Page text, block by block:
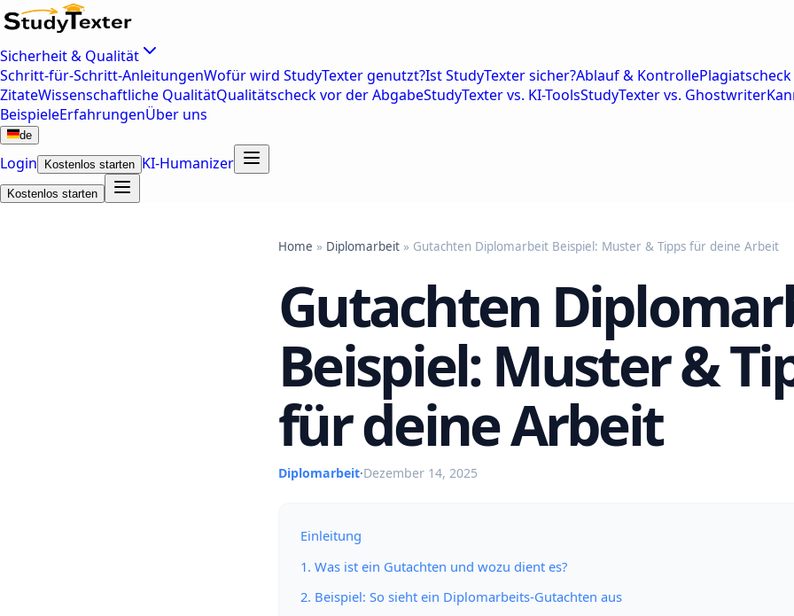
Sicherheit & Qualität
Schritt-für-Schritt-AnleitungenWofür wird StudyTexter genutzt?Ist StudyTexter sicher?Ablauf & Kontrolle
ZitateWissenschaftliche QualitätQualitätscheck vor der AbgabeStudyTexter vs. KI-ToolsStudyTexter vs. Ghostwriter
BeispieleErfahrungenÜber uns
de
Login Kostenlos starten KI-Humanizer
Kostenlos starten
Home » Diplomarbeit » Gutachten Diplomarbeit Beispiel: Muster & Tipps für deine Arbeit
Gutachten
Beispiel: Muster &
für deine Arbeit
Diplomarbeit·Dezember 14, 2025
Einleitung
1. Was ist ein Gutachten und wozu dient es?
2. Beispiel: So sieht ein Diplomarbeits-Gutachten aus